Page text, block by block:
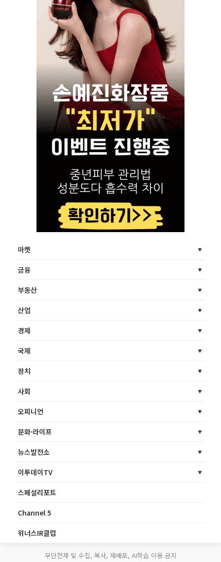
마켓
금융
부동산
산업
경제
국제
정치
사회
오피니언
문화·라이프
뉴스발전소
이투데이TV
스페셜리포트
Channel 5
위너스IR클럽
무단전재 및 수집, 복사, 재배포, AI학습 이용 금지